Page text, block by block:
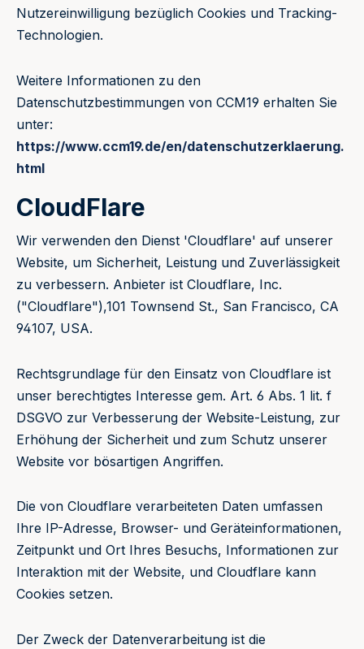
Nutzereinwilligung bezüglich Cookies und Tracking-
Technologien.
Weitere Informationen zu den
Datenschutzbestimmungen von CCM19 erhalten Sie
unter:
https://www.ccm19.de/en/datenschutzerklaerung.
html
CloudFlare
Wir verwenden den Dienst 'Cloudflare' auf unserer
Website, um Sicherheit, Leistung und Zuverlässigkeit
zu verbessern. Anbieter ist Cloudflare, Inc.
("Cloudflare"),101 Townsend St., San Francisco, CA
94107, USA.
Rechtsgrundlage für den Einsatz von Cloudflare ist
unser berechtigtes Interesse gem. Art. 6 Abs. 1 lit. f
DSGVO zur Verbesserung der Website-Leistung, zur
Erhöhung der Sicherheit und zum Schutz unserer
Website vor bösartigen Angriffen.
Die von Cloudflare verarbeiteten Daten umfassen
Ihre IP-Adresse, Browser- und Geräteinformationen,
Zeitpunkt und Ort Ihres Besuchs, Informationen zur
Interaktion mit der Website, und Cloudflare kann
Cookies setzen.
Der Zweck der Datenverarbeitung ist die